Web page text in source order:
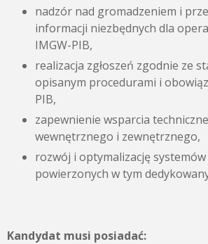
nadzór nad gromadzeniem i
informacji niezbędnych dla
IMGW-PIB,
realizacja zgłoszeń zgodnie ze
opisanym procedurami i
PIB,
zapewnienie wsparcia
wewnętrznego i zewnętrznego,
rozwój i optymalizację
powierzonych w tym
Kandydat musi posiadać: